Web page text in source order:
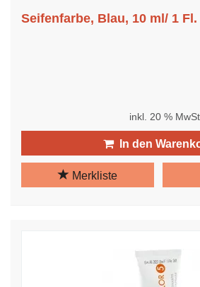
Seifenfarbe, Blau, 10 ml/ 1 Fl.
inkl. 20 %
In den
Merkliste